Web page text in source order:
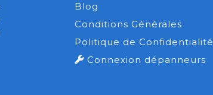
Blog
Conditions Générales
Politique de Confidentialité
Connexion dépanneurs